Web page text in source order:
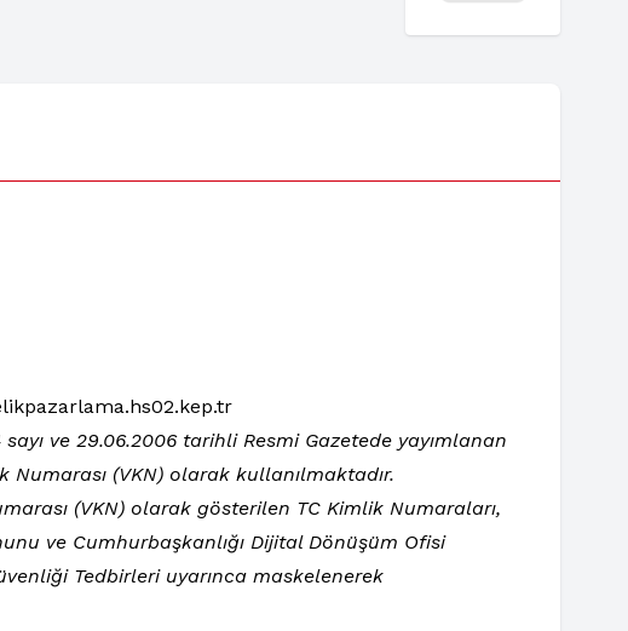
ve 29.06.2006 tarihli Resmi Gazetede yayımlanan
Numarası (VKN) olarak kullanılmaktadır.
(VKN) olarak gösterilen TC Kimlik Numaraları,
ve Cumhurbaşkanlığı Dijital Dönüşüm Ofisi
Tedbirleri uyarınca maskelenerek